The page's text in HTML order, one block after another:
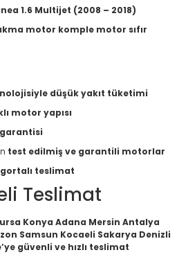
1.6 Multijet (2008 – 2018)
motor komple motor sıfır
düşük yakıt tüketimi
motor yapısı
test edilmiş ve garantili motorlar
teslimat
Teslimat
Konya Adana Mersin Antalya
Samsun Kocaeli Sakarya Denizli
güvenli ve hızlı teslimat